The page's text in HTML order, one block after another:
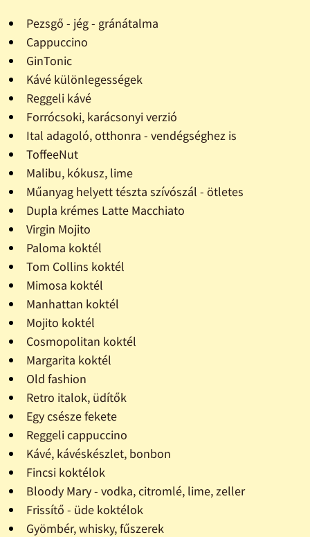
Pezsgő - jég - gránátalma
Cappuccino
GinTonic
Kávé különlegességek
Reggeli kávé
Forrócsoki, karácsonyi verzió
Ital adagoló, otthonra - vendégséghez is
ToffeeNut
Malibu, kókusz, lime
Műanyag helyett tészta szívószál - ötletes
Dupla krémes Latte Macchiato
Virgin Mojito
Paloma koktél
Tom Collins koktél
Mimosa koktél
Manhattan koktél
Mojito koktél
Cosmopolitan koktél
Margarita koktél
Old fashion
Retro italok, üdítők
Egy csésze fekete
Reggeli cappuccino
Kávé, kávéskészlet, bonbon
Fincsi koktélok
Bloody Mary - vodka, citromlé, lime, zeller
Frissítő - üde koktélok
Gyömbér, whisky, fűszerek